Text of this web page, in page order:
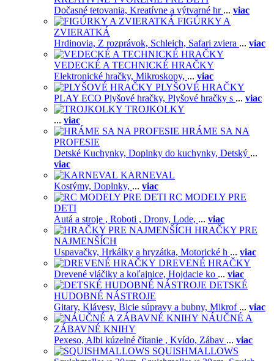
Dočasné tetovania, Kreatívne a výtvarné hr ... viac
FIGÚRKY A
ZVIERATKÁ
Hrdinovia, Z rozprávok, Schleich, Safari zviera ... viac
VEDECKÉ A TECHNICKÉ HRAČKY
Elektronické hračky, Mikroskopy, ... viac
PLYŠOVÉ HRAČKY
PLAY ECO Plyšové hračky, Plyšové hračky s ... viac
TROJKOLKY
... viac
HRÁME SA NA
PROFESIE
Detské Kuchynky, Doplnky do kuchynky, Detský ...
viac
KARNEVAL
Kostýmy, Doplnky, ... viac
RC MODELY PRE
DETI
Autá a stroje , Roboti , Drony, Lode, ... viac
HRAČKY PRE
NAJMENŠÍCH
Uspavačky, Hrkálky a hryzátka, Motorické h ... viac
DREVENÉ HRAČKY
Drevené vláčiky a koľajnice, Hojdacie ko ... viac
DETSKÉ
HUDOBNÉ NÁSTROJE
Gitary, Klávesy, Bicie súpravy a bubny, Mikrof ... viac
NÁUČNÉ A
ZÁBAVNÉ KNIHY
Pexeso, Albi kúzelné čítanie , Kvído, Zábav ... viac
SQUISHMALLOWS